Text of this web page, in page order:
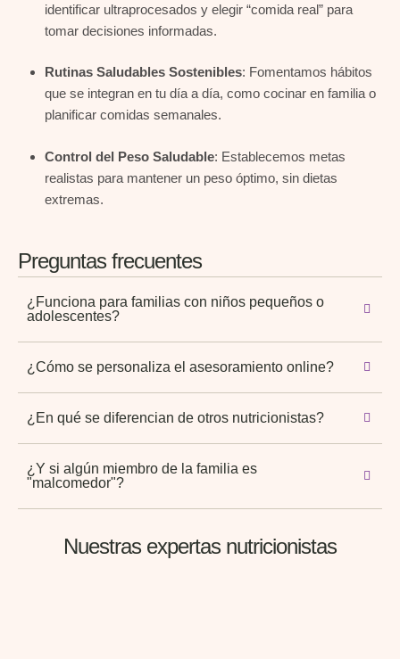
identificar ultraprocesados y elegir “comida real” para
tomar decisiones informadas.
Rutinas Saludables Sostenibles: Fomentamos hábitos
que se integran en tu día a día, como cocinar en familia o
planificar comidas semanales.
Control del Peso Saludable: Establecemos metas
realistas para mantener un peso óptimo, sin dietas
extremas.
Preguntas frecuentes
¿Funciona para familias con niños pequeños o
adolescentes?
¿Cómo se personaliza el asesoramiento online?
¿En qué se diferencian de otros nutricionistas?
¿Y si algún miembro de la familia es
"malcomedor"?
Nuestras expertas nutricionistas